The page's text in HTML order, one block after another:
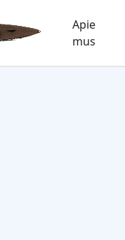
Apie
mus